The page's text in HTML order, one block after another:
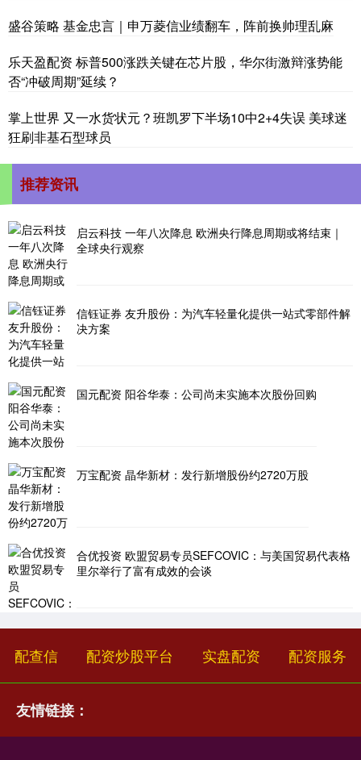
盛谷策略 基金忠言｜申万菱信业绩翻车，阵前换帅理乱麻
乐天盈配资 标普500涨跌关键在芯片股，华尔街激辩涨势能
否“冲破周期”延续？
掌上世界 又一水货状元？班凯罗下半场10中2+4失误 美球迷
狂刷非基石型球员
推荐资讯
启云科技 一年八次降息 欧洲央行降息周期或将结束｜
全球央行观察
信钰证券 友升股份：为汽车轻量化提供一站式零部件解
决方案
国元配资 阳谷华泰：公司尚未实施本次股份回购
万宝配资 晶华新材：发行新增股份约2720万股
合优投资 欧盟贸易专员SEFCOVIC：与美国贸易代表格
里尔举行了富有成效的会谈
配查信 配资炒股平台 实盘配资 配资服务
友情链接：